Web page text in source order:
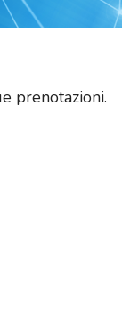
prenotazioni.